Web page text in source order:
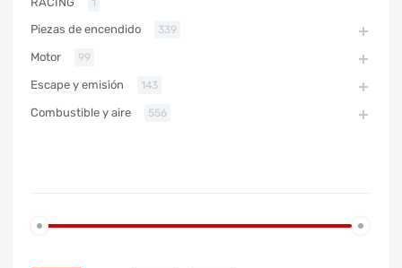
1
Piezas de encendido 339
Motor 99
Escape y emisión 143
Combustible y aire 556